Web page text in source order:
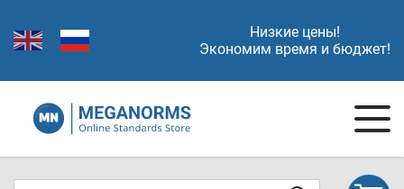
Низкие цены!
Экономим время и бюджет!